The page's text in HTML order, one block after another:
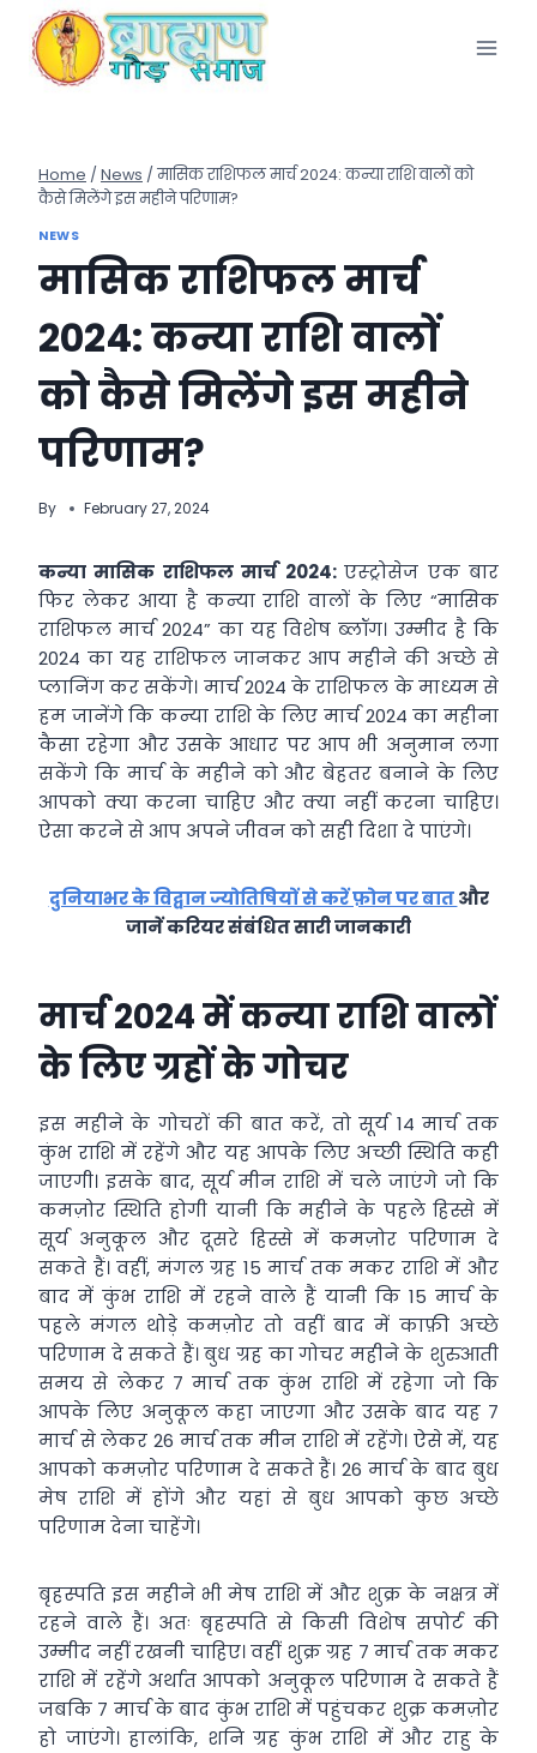
content
Home / News / मासिक राशिफल मार्च 2024: कन्या राशि वालों को
कैसे मिलेंगे इस महीने परिणाम?
NEWS
मासिक राशिफल मार्च
2024: कन्या राशि वालों
को कैसे मिलेंगे इस महीने
परिणाम?
By February 27, 2024
कन्या मासिक राशिफल मार्च 2024:एस्ट्रोसेज एक बार
फिर लेकर आया है कन्या राशि वालों के लिए “मासिक
राशिफल मार्च 2024” का यह विशेष ब्लॉग। उम्मीद है कि
2024 का यह राशिफल जानकर आप महीने की अच्छे से
प्लानिंग कर सकेंगे। मार्च 2024 के राशिफल के माध्यम से
हम जानेंगे कि कन्या राशि के लिए मार्च 2024 का महीना
कैसा रहेगा और उसके आधार पर आप भी अनुमान लगा
सकेंगे कि मार्च के महीने को और बेहतर बनाने के लिए
आपको क्या करना चाहिए और क्या नहीं करना चाहिए।
ऐसा करने से आप अपने जीवन को सही दिशा दे पाएंगे।
दुनियाभर के विद्वान ज्योतिषियों से करें फ़ोन पर बातऔर
जानें करियर संबंधित सारी जानकारी
मार्च 2024 में कन्या राशि वालों
के लिए ग्रहों के गोचर
इस महीने के गोचरों की बात करें, तो सूर्य 14 मार्च तक
कुंभ राशि में रहेंगे और यह आपके लिए अच्छी स्थिति कही
जाएगी। इसके बाद, सूर्य मीन राशि में चले जाएंगे जो कि
कमज़ोर स्थिति होगी यानी कि महीने के पहले हिस्से में
सूर्य अनुकूल और दूसरे हिस्से में कमज़ोर परिणाम दे
सकते हैं। वहीं, मंगल ग्रह 15 मार्च तक मकर राशि में और
बाद में कुंभ राशि में रहने वाले हैं यानी कि 15 मार्च के
पहले मंगल थोड़े कमज़ोर तो वहीं बाद में काफ़ी अच्छे
परिणाम दे सकते हैं। बुध ग्रह का गोचर महीने के शुरुआती
समय से लेकर 7 मार्च तक कुंभ राशि में रहेगा जो कि
आपके लिए अनुकूल कहा जाएगा और उसके बाद यह 7
मार्च से लेकर 26 मार्च तक मीन राशि में रहेंगे। ऐसे में, यह
आपको कमज़ोर परिणाम दे सकते हैं। 26 मार्च के बाद बुध
मेष राशि में होंगे और यहां से बुध आपको कुछ अच्छे
परिणाम देना चाहेंगे।
बृहस्पति इस महीने भी मेष राशि में और शुक्र के नक्षत्र में
रहने वाले हैं। अतः बृहस्पति से किसी विशेष सपोर्ट की
उम्मीद नहीं रखनी चाहिए। वहीं शुक्र ग्रह 7 मार्च तक मकर
राशि में रहेंगे अर्थात आपको अनुकूल परिणाम दे सकते हैं
जबकि 7 मार्च के बाद कुंभ राशि में पहुंचकर शुक्र कमज़ोर
हो जाएंगे। हालांकि, शनि ग्रह कुंभ राशि में और राहु के